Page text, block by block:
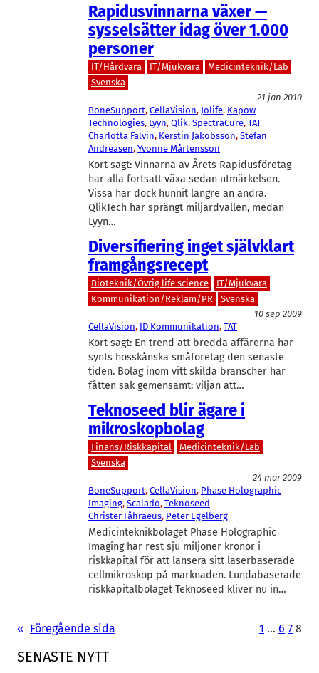
SENASTE NYTT
Rapidusvinnarna växer —
sysselsätter idag över 1.000
personer
IT/Hårdvara IT/Mjukvara
Medicinteknik/Lab
Svenska
21 jan 2010
BoneSupport, CellaVision, Jolife, Kapow
Technologies, Lyyn, Qlik, SpectraCure, TAT
Charlotta Falvin, Kerstin Jakobsson, Stefan
Andreasen, Yvonne Mårtensson
Kort sagt: Vinnarna av Årets Rapidusföretag
har alla fortsatt växa sedan utmärkelsen.
Vissa har dock hunnit längre än andra.
QlikTech har sprängt miljardvallen, medan
Lyyn…
Diversifiering inget självklart
framgångsrecept
Bioteknik/Övrig life science
IT/Mjukvara
Kommunikation/Reklam/PR
Svenska
10 sep 2009
CellaVision, ID Kommunikation, TAT
Kort sagt: En trend att bredda affärerna har
synts hosskånska småföretag den senaste
tiden. Bolag inom vitt skilda branscher har
fåtten sak gemensamt: viljan att…
Teknoseed blir ägare i
mikroskopbolag
Finans/Riskkapital
Medicinteknik/Lab
Svenska
24 mar 2009
BoneSupport, CellaVision, Phase Holographic
Imaging, Scalado, Teknoseed
Christer Fåhraeus, Peter Egelberg
Medicinteknikbolaget Phase Holographic
Imaging har rest sju miljoner kronor i
riskkapital för att lansera sitt laserbaserade
cellmikroskop på marknaden. Lundabaserade
riskkapitalbolaget Teknoseed kliver nu in…
« Föregående sida 1 … 6 7 8